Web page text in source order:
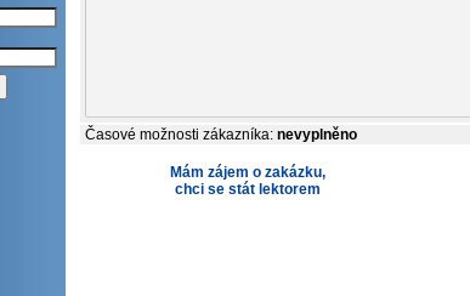
Časové možnosti zákazníka: nevyplněno
Mám zájem o zakázku,
chci se stát lektorem